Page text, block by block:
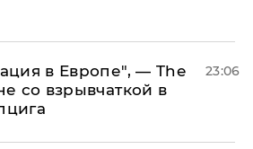
в Европе", — The
со взрывчаткой в
23:06